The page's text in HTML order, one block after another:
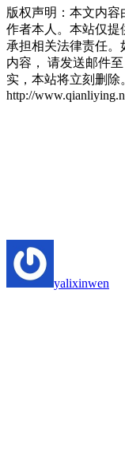
版权声明：本文内
作者本人。本站仅提
承担相关法律责任
内容， 请发送邮件至
实，本站将立刻删除
http://
yalixinwen